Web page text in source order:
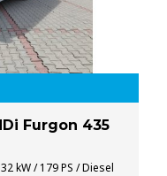
Furgon 435
kW / 179 PS / Diesel